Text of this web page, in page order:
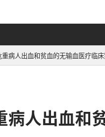
重病人出血和贫血的无输血医疗临
病人出血和